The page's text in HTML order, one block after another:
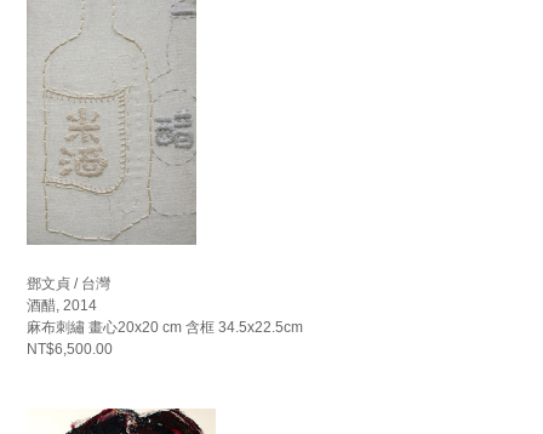
鄧文貞 / 台灣
酒醋, 2014
麻布刺繡 畫心20x20 cm 含框 34.5x22.5cm
NT$6,500.00